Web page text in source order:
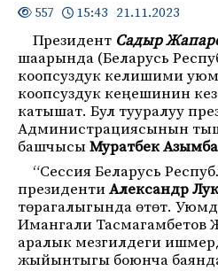
557 15:43 21.11.2023
Президент Садыр
шаарында (Беларусь
коопсуздук келишими
коопсуздук кеңешинин
катышат. Бул тууралуу
Администрациясынын
башчысыМуратбек
“Сессия Беларусь
президентиАлександр
төрагалыгында өтөт.
Имангали Тасмагамбетов
аралык мезгилдеги
жыйынтыгы боюнча